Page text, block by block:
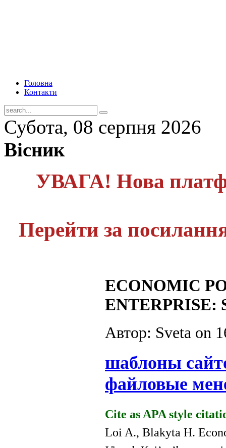
Головна
Контакти
Субота, 08 серпня 2026
Вісник
УВАГА! Нова
Перейти за
ECONOMIC
ENTERPRISE:
Автор: Sveta on
шаблоны
файловые
Cite as APA style
Loi A., Blakyta H.